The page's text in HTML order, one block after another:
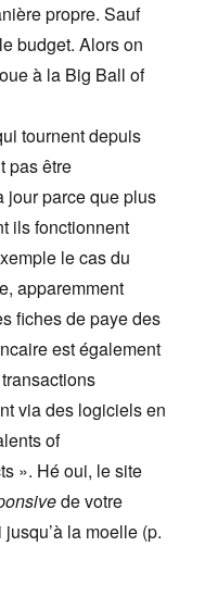
propre. Sauf
budget. Alors on
à la Big Ball of
tournent depuis
pas être
jour parce que plus
ils fonctionnent
le cas du
apparemment
fiches de paye des
est également
via des logiciels en
of
». Hé oui, le site
de votre
la moelle (p.